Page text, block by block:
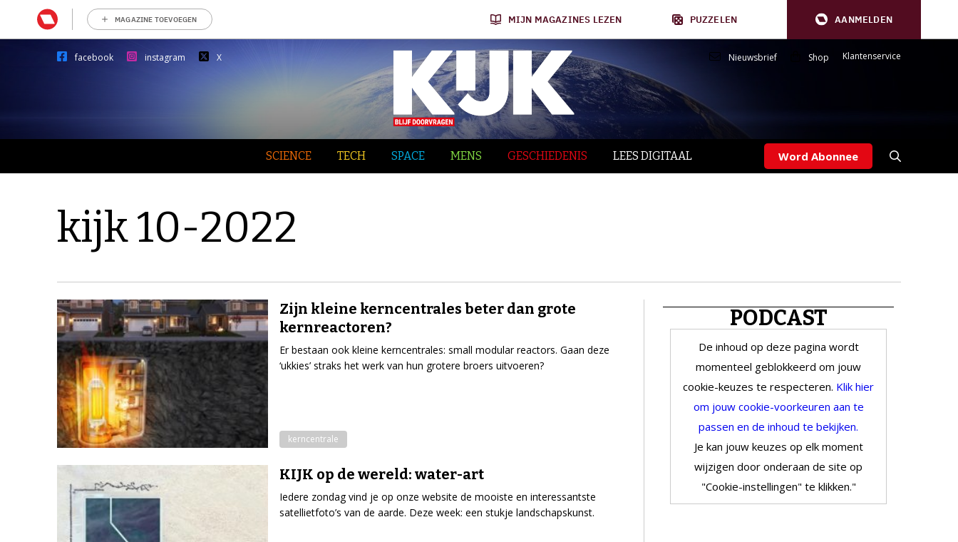
MAGAZINE TOEVOEGEN MIJN MAGAZINES LEZEN PUZZELEN AANMELDEN
facebook instagram X Nieuwsbrief Shop Klantenservice
SCIENCE TECH SPACE MENS GESCHIEDENIS LEES DIGITAAL Word Abonnee
kijk 10-2022
Zijn kleine kerncentrales beter dan grote
kernreactoren?
Er bestaan ook kleine kerncentrales: small modular reactors. Gaan deze
‘ukkies’ straks het werk van hun grotere broers uitvoeren?
kerncentrale
KIJK op de wereld: water-art
Iedere zondag vind je op onze website de mooiste en interessantste
satellietfoto’s van de aarde. Deze week: een stukje landschapskunst.
PODCAST
De inhoud op deze pagina wordt
momenteel geblokkeerd om jouw
cookie-keuzes te respecteren. Klik hier
om jouw cookie-voorkeuren aan te
passen en de inhoud te bekijken.
Je kan jouw keuzes op elk moment
wijzigen door onderaan de site op
"Cookie-instellingen" te klikken."